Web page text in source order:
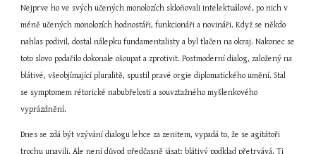
Nejprve ho ve svých učených monolozích skloňovali intelektuálové, po nich v
méně učených monolozích hodnostáři, funkcionáři a novináři. Když se někdo
nahlas podivil, dostal nálepku fundamentalisty a byl tlačen na okraj. Nakonec se
toto slovo podařilo dokonale ošoupat a zprotivit. Postmoderní dialog, založený na
blátivé, všeobjímající pluralitě, spustil pravé orgie diplomatického umění. Stal
se symptomem rétorické nabubřelosti a souvztažného myšlenkového
vyprázdnění.
Dnes se zdá být vzývání dialogu lehce za zenitem, vypadá to, že se agitátoři
trochu unavili. Ale není důvod předčasně jásat; blátivý podklad přetrvává. Ti